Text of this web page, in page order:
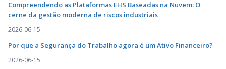
Compreendendo as Plataformas EHS Baseadas na Nuvem: O
cerne da gestão moderna de riscos industriais
2026-06-15
Por que a Segurança do Trabalho agora é um Ativo Financeiro?
2026-06-15